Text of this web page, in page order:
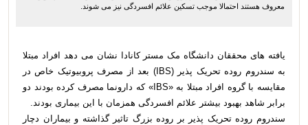
معروف هستند احتمالا موجب تسکین علائم افسردگی نیز می شوند.
یافته های محققان دانشگاه مک مستر کانادا نشان می دهد افراد مبتلا
به سندروم روده تحریک پذیر (IBS) بعد از مصرف پروبیوتیک خاص در
مقایسه با گروه افراد مبتلا به «IBS» که دارونما مصرف کرده بودند دو
برابر شاهد بهبود بیشتر علائم افسردگی همزمان با این بیماری بودند.
سندروم روده تحریک پذیر بر روده بزرگ تاثیر گذاشته و بیماران دچار